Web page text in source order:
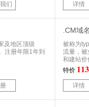
们 详情
及地区顶级
注册年限1年到
.CM域
被称为
流量，被
和建站价
特价
详情